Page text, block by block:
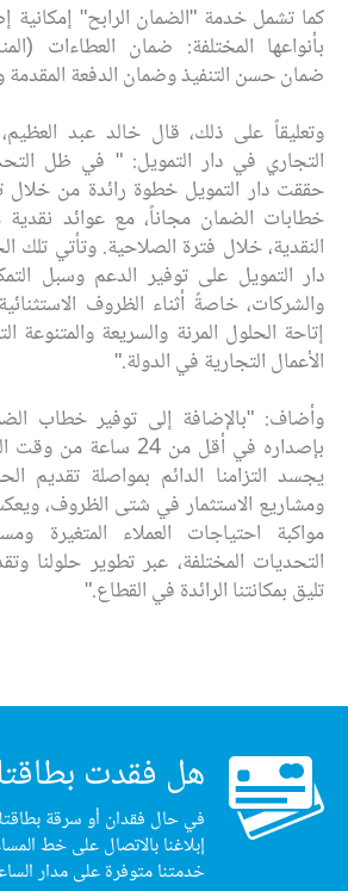
كما تشمل خدمة "الضمان الرابح" إمكانية
بأنواعها المختلفة: ضمان العطاءات
ضمان حسن التنفيذ وضمان الدفعة المقدمة
وتعليقاً على ذلك، قال خالد عبد
التجاري في دار التمويل: " في ظل
حققت دار التمويل خطوة رائدة من خلال
خطابات الضمان مجاناً، مع عوائد نقدية
النقدية، خلال فترة الصلاحية. وتأتي
دار التمويل على توفير الدعم وسبل
والشركات، خاصةً أثناء الظروف الاستثنائية
إتاحة الحلول المرنة والسريعة والمتنوعة
الأعمال التجارية في الدولة."
وأضاف: "بالإضافة إلى توفير خطاب
بإصداره في أقل من 24
يجسد التزامنا الدائم بمواصلة تقديم
ومشاريع الاستثمار في شتى الظروف،
مواكبة احتياجات العملاء المتغيرة
التحديات المختلفة، عبر تطوير حلولنا
تليق بمكانتنا الرائدة في القطاع."
هل فقدت
في حال فقدان أو سرقة
إبلاغنا بالاتصال على خط
خدمتنا متوفرة على مدار